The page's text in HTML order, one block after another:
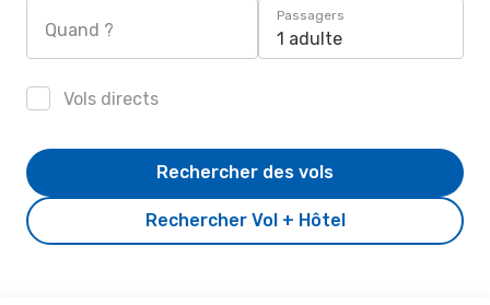
Quand ?
Passagers
1 adulte
Vols directs
Rechercher Vol + Hôtel
Rechercher des vols